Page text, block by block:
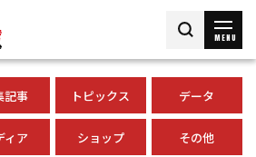
MENU
記事 トピックス データ
ィア ショップ その他